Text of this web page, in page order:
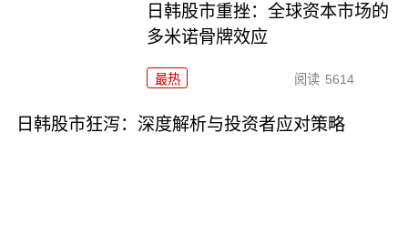
日韩股市重挫：全球资本市场的
多米诺骨牌效应
最热 阅读 5614
日韩股市狂泻：深度解析与投资者应对策略